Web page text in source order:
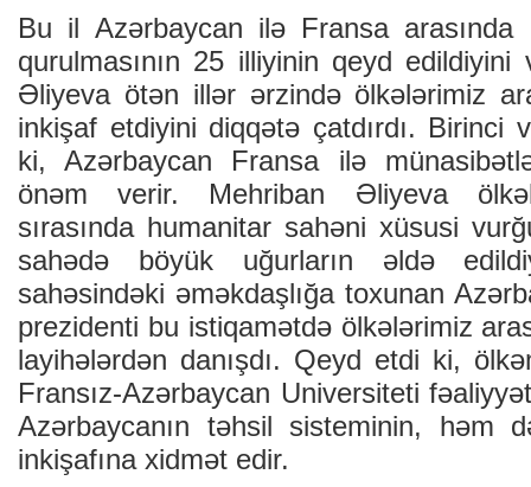
Bu il Azərbaycan ilə Fransa arasında
qurulmasının 25 illiyinin qeyd edildiyini
Əliyeva ötən illər ərzində ölkələrimiz
inkişaf etdiyini diqqətə çatdırdı. Birinci
ki, Azərbaycan Fransa ilə
önəm verir. Mehriban Əliyeva
sırasında humanitar sahəni xüsusi
sahədə böyük uğurların əldə
sahəsindəki əməkdaşlığa toxunan
prezidenti bu istiqamətdə ölkələrimiz
layihələrdən danışdı. Qeyd etdi ki,
Fransız-Azərbaycan Universiteti
Azərbaycanın təhsil sisteminin, həm
inkişafına xidmət edir.